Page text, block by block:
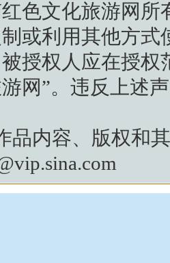
色文化旅游网 所
或利用其他方式
授权人应在授权
网”。违反上述
品内容、版权和